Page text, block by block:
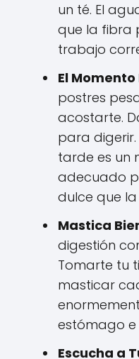
un té. El
que la fibra
trabajo
El
postres
acostarte.
para
tarde es un
adecuado
dulce que
Mastica
digestión
Tomarte tu
masticar
estómago e
Escucha a